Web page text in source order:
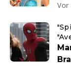
Vor